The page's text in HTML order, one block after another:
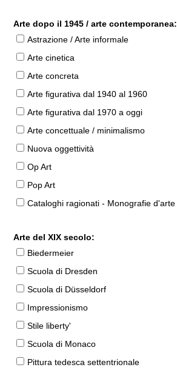
Arte dopo il 1945 / arte contemporanea:
Astrazione / Arte informale
Arte cinetica
Arte concreta
Arte figurativa dal 1940 al 1960
Arte figurativa dal 1970 a oggi
Arte concettuale / minimalismo
Nuova oggettività
Op Art
Pop Art
Cataloghi ragionati - Monografie d'arte
Arte del XIX secolo:
Biedermeier
Scuola di Dresden
Scuola di Düsseldorf
Impressionismo
Stile liberty'
Scuola di Monaco
Pittura tedesca settentrionale